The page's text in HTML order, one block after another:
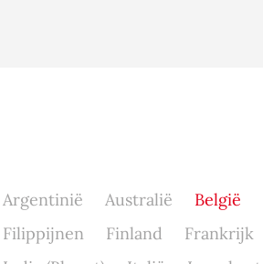
Argentinië Australië België
Filippijnen
Finland Frankrijk